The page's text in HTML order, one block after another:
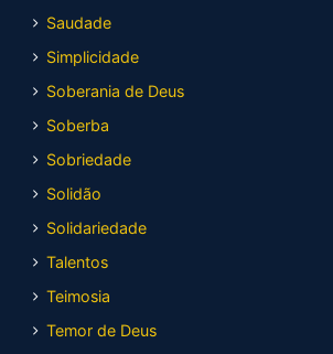
Saudade
Simplicidade
Soberania de Deus
Soberba
Sobriedade
Solidão
Solidariedade
Talentos
Teimosia
Temor de Deus